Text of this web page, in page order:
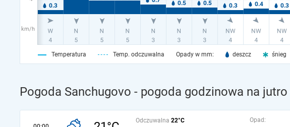
km/h
Temperatura Temp. odczuwalna Opady w mm: deszcz śnieg
Pogoda Sanchugovo - pogoda godzinowa na jutro
Odczuwalna 22°C
Opad: